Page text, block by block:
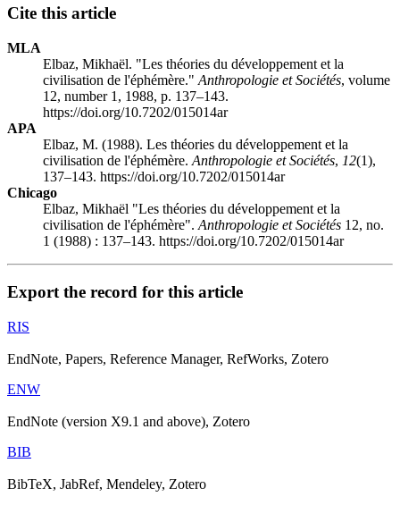
Cite this article
MLA
Elbaz, Mikhaël. "Les théories du développement et la
civilisation de l'éphémère." Anthropologie et Sociétés, volume
12, number 1, 1988, p. 137–143.
https://doi.org/10.7202/015014ar
APA
Elbaz, M. (1988). Les théories du développement et la
civilisation de l'éphémère. Anthropologie et Sociétés, 12(1),
137–143. https://doi.org/10.7202/015014ar
Chicago
Elbaz, Mikhaël "Les théories du développement et la
civilisation de l'éphémère". Anthropologie et Sociétés 12, no.
1 (1988) : 137–143. https://doi.org/10.7202/015014ar
Export the record for this article
RIS
EndNote, Papers, Reference Manager, RefWorks, Zotero
ENW
EndNote (version X9.1 and above), Zotero
BIB
BibTeX, JabRef, Mendeley, Zotero